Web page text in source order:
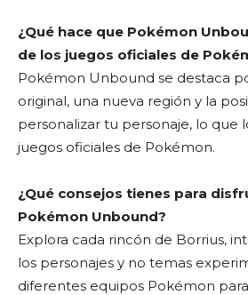
¿Qué hace que Pokémon
de los juegos oficiales de
Pokémon Unbound se destaca
original, una nueva región y la
personalizar tu personaje, lo que
juegos oficiales de Pokémon.
¿Qué consejos tienes para
Pokémon Unbound?
Explora cada rincón de Borrius,
los personajes y no temas
diferentes equipos Pokémon